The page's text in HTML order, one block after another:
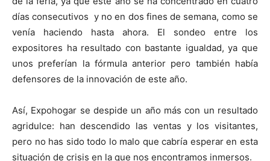
días consecutivos y no en dos fines de semana, como se
venía haciendo hasta ahora. El sondeo entre los
expositores ha resultado con bastante igualdad, ya que
unos preferían la fórmula anterior pero también había
defensores de la innovación de este año.
Así, Expohogar se despide un año más con un resultado
agridulce: han descendido las ventas y los visitantes,
pero no has sido todo lo malo que cabría esperar en esta
situación de crisis en la que nos encontramos inmersos.